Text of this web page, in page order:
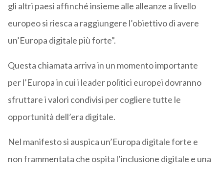
gli altri paesi affinché insieme alle alleanze a livello
europeo si riesca a raggiungere l’obiettivo di avere
un’Europa digitale più forte”.
Questa chiamata arriva in un momento importante
per l’Europa in cui i leader politici europei dovranno
sfruttare i valori condivisi per cogliere tutte le
opportunità dell’era digitale.
Nel manifesto si auspica un’Europa digitale forte e
non frammentata che ospita l’inclusione digitale e una